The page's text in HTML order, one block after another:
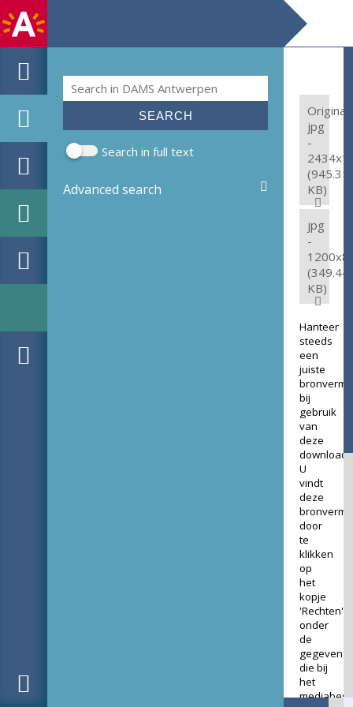
Search form
Search
Search in full text
Advanced search
Original:
jpg
-
(945.3
KB)
jpg
-
(349.44
KB)
Hanteer
steeds
een
juiste
bij
gebruik
van
deze
download.
U
vindt
deze
door
te
klikken
op
het
kopje
'Rechten'
onder
de
gegevens
die bij
het